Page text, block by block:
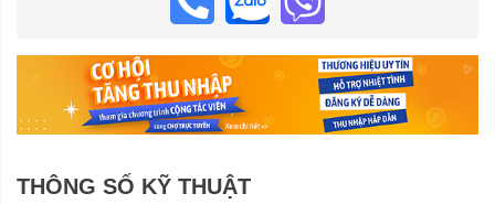
THÔNG SỐ KỸ THUẬT